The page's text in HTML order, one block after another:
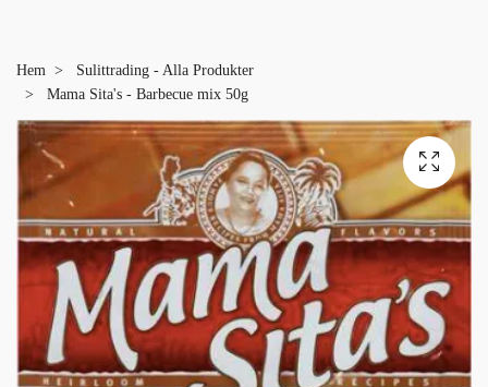
Hem
Sulittrading - Alla Produkter
Mama Sita's - Barbecue mix 50g